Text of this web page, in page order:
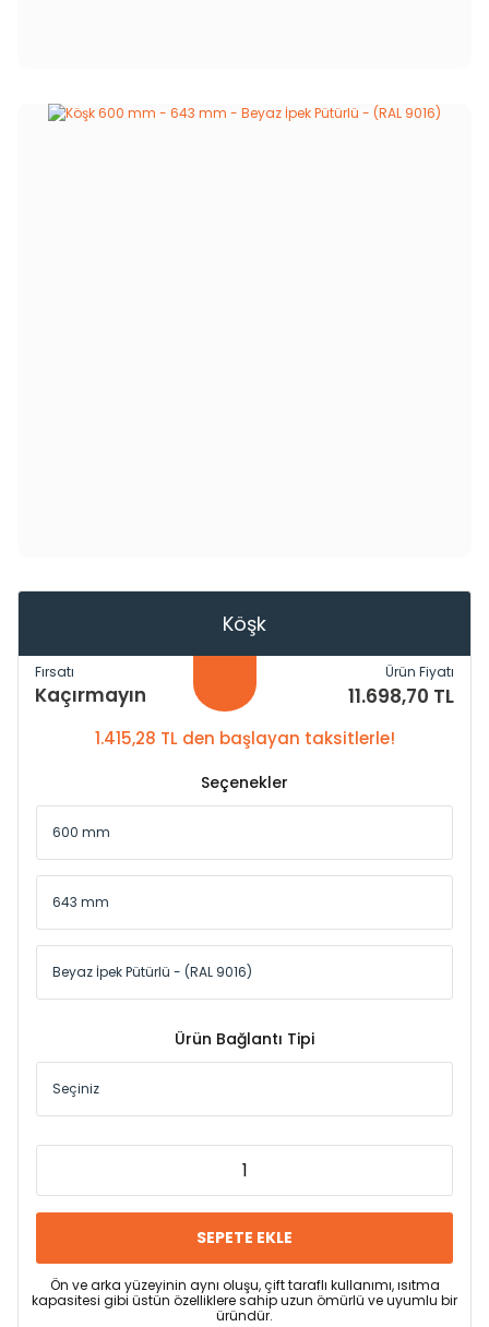
Köşk
Fırsatı
Kaçırmayın
Ürün Fiyatı
11.698,70 TL
1.415,28 TL den başlayan taksitlerle!
Seçenekler
Ürün Bağlantı Tipi
SEPETE EKLE
Ön ve arka yüzeyinin aynı oluşu, çift taraflı kullanımı, ısıtma
kapasitesi gibi üstün özelliklere sahip uzun ömürlü ve uyumlu bir
üründür.